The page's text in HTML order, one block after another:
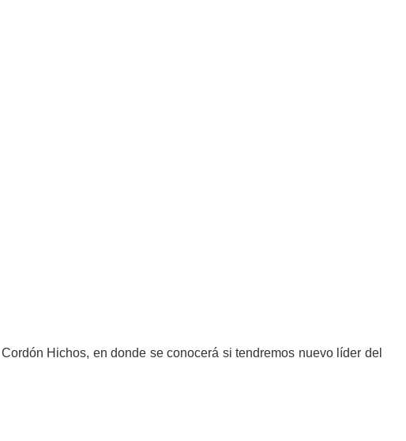
Hichos, en donde se conocerá si tendremos nuevo líder del